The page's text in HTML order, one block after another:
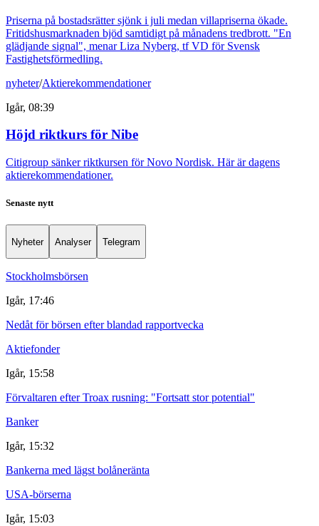
Priserna på bostadsrätter sjönk i juli medan villapriserna ökade.
Fritidshusmarknaden bjöd samtidigt på månadens tredbrott. "En
glädjande signal", menar Liza Nyberg, tf VD för Svensk
Fastighetsförmedling.
nyheter/Aktierekommendationer
Igår, 08:39
Höjd riktkurs för Nibe
Citigroup sänker riktkursen för Novo Nordisk. Här är dagens
aktierekommendationer.
Senaste nytt
Nyheter Analyser Telegram
Stockholmsbörsen
Igår, 17:46
Nedåt för börsen efter blandad rapportvecka
Aktiefonder
Igår, 15:58
Förvaltaren efter Troax rusning: "Fortsatt stor potential"
Banker
Igår, 15:32
Bankerna med lägst bolåneränta
USA-börserna
Igår, 15:03